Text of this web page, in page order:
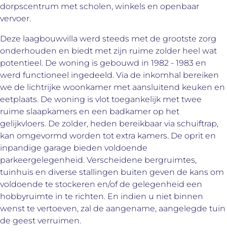
dorpscentrum met scholen, winkels en openbaar
vervoer.
Deze laagbouwvilla werd steeds met de grootste zorg
onderhouden en biedt met zijn ruime zolder heel wat
potentieel. De woning is gebouwd in 1982 - 1983 en
werd functioneel ingedeeld. Via de inkomhal bereiken
we de lichtrijke woonkamer met aansluitend keuken en
eetplaats. De woning is vlot toegankelijk met twee
ruime slaapkamers en een badkamer op het
gelijkvloers. De zolder, heden bereikbaar via schuiftrap,
kan omgevormd worden tot extra kamers. De oprit en
inpandige garage bieden voldoende
parkeergelegenheid. Verscheidene bergruimtes,
tuinhuis en diverse stallingen buiten geven de kans om
voldoende te stockeren en/of de gelegenheid een
hobbyruimte in te richten. En indien u niet binnen
wenst te vertoeven, zal de aangename, aangelegde tuin
de geest verruimen.